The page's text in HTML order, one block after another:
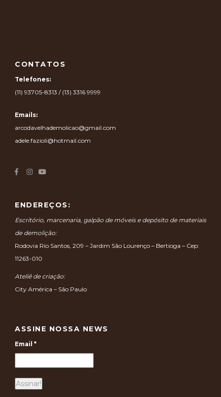
CONTATOS
Telefones:
(11) 93705-8313 / (13) 3316 9999
Emails:
arcodavelhademolicao@gmail.com
adele.fazioli@hotmail.com
ENDEREÇOS:
Escritório, marcenaria, galpão de móveis e depósito de materiais
de demolição:
Rodovia Rio Santos, 209 – Jardim São Lourenço – Bertioga – Cep:
11263-010
Ateliê de criação:
City América – São Paulo
ASSINE NOSSA NEWS
Email *